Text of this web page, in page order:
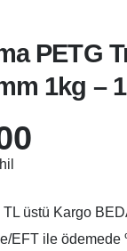
PETG
1kg –
TL üstü Kargo
EFT ile ödemede